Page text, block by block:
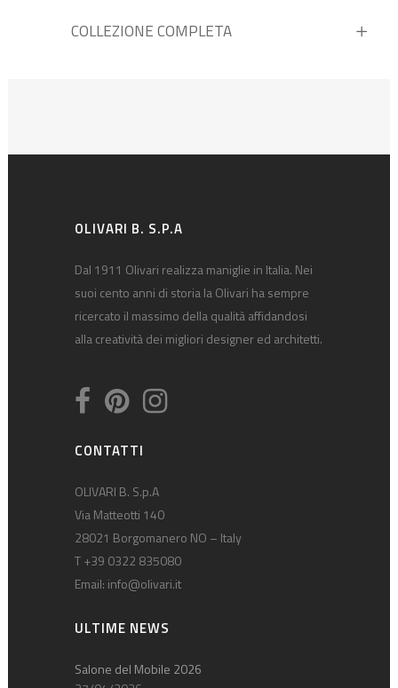
COLLEZIONE COMPLETA
OLIVARI B. S.P.A
Dal 1911 Olivari realizza maniglie in Italia. Nei
suoi cento anni di storia la Olivari ha sempre
ricercato il massimo della qualità affidandosi
alla creatività dei migliori designer ed architetti.
CONTATTI
OLIVARI B. S.p.A
Via Matteotti 140
28021 Borgomanero NO – Italy
T +39 0322 835080
Email: info@olivari.it
ULTIME NEWS
Salone del Mobile 2026